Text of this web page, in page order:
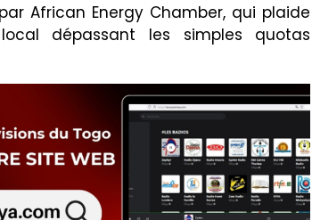
African Energy Chamber, qui plaide
dépassant les simples quotas